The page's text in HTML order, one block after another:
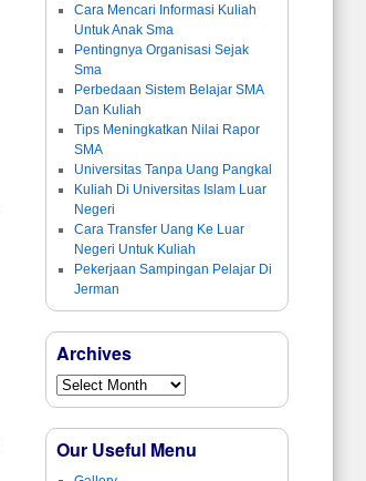
Cara Mencari Informasi Kuliah
Untuk Anak Sma
Pentingnya Organisasi Sejak
Sma
Perbedaan Sistem Belajar SMA
Dan Kuliah
Tips Meningkatkan Nilai Rapor
SMA
Universitas Tanpa Uang Pangkal
Kuliah Di Universitas Islam Luar
Negeri
Cara Transfer Uang Ke Luar
Negeri Untuk Kuliah
Pekerjaan Sampingan Pelajar Di
Jerman
Archives
Our Useful Menu